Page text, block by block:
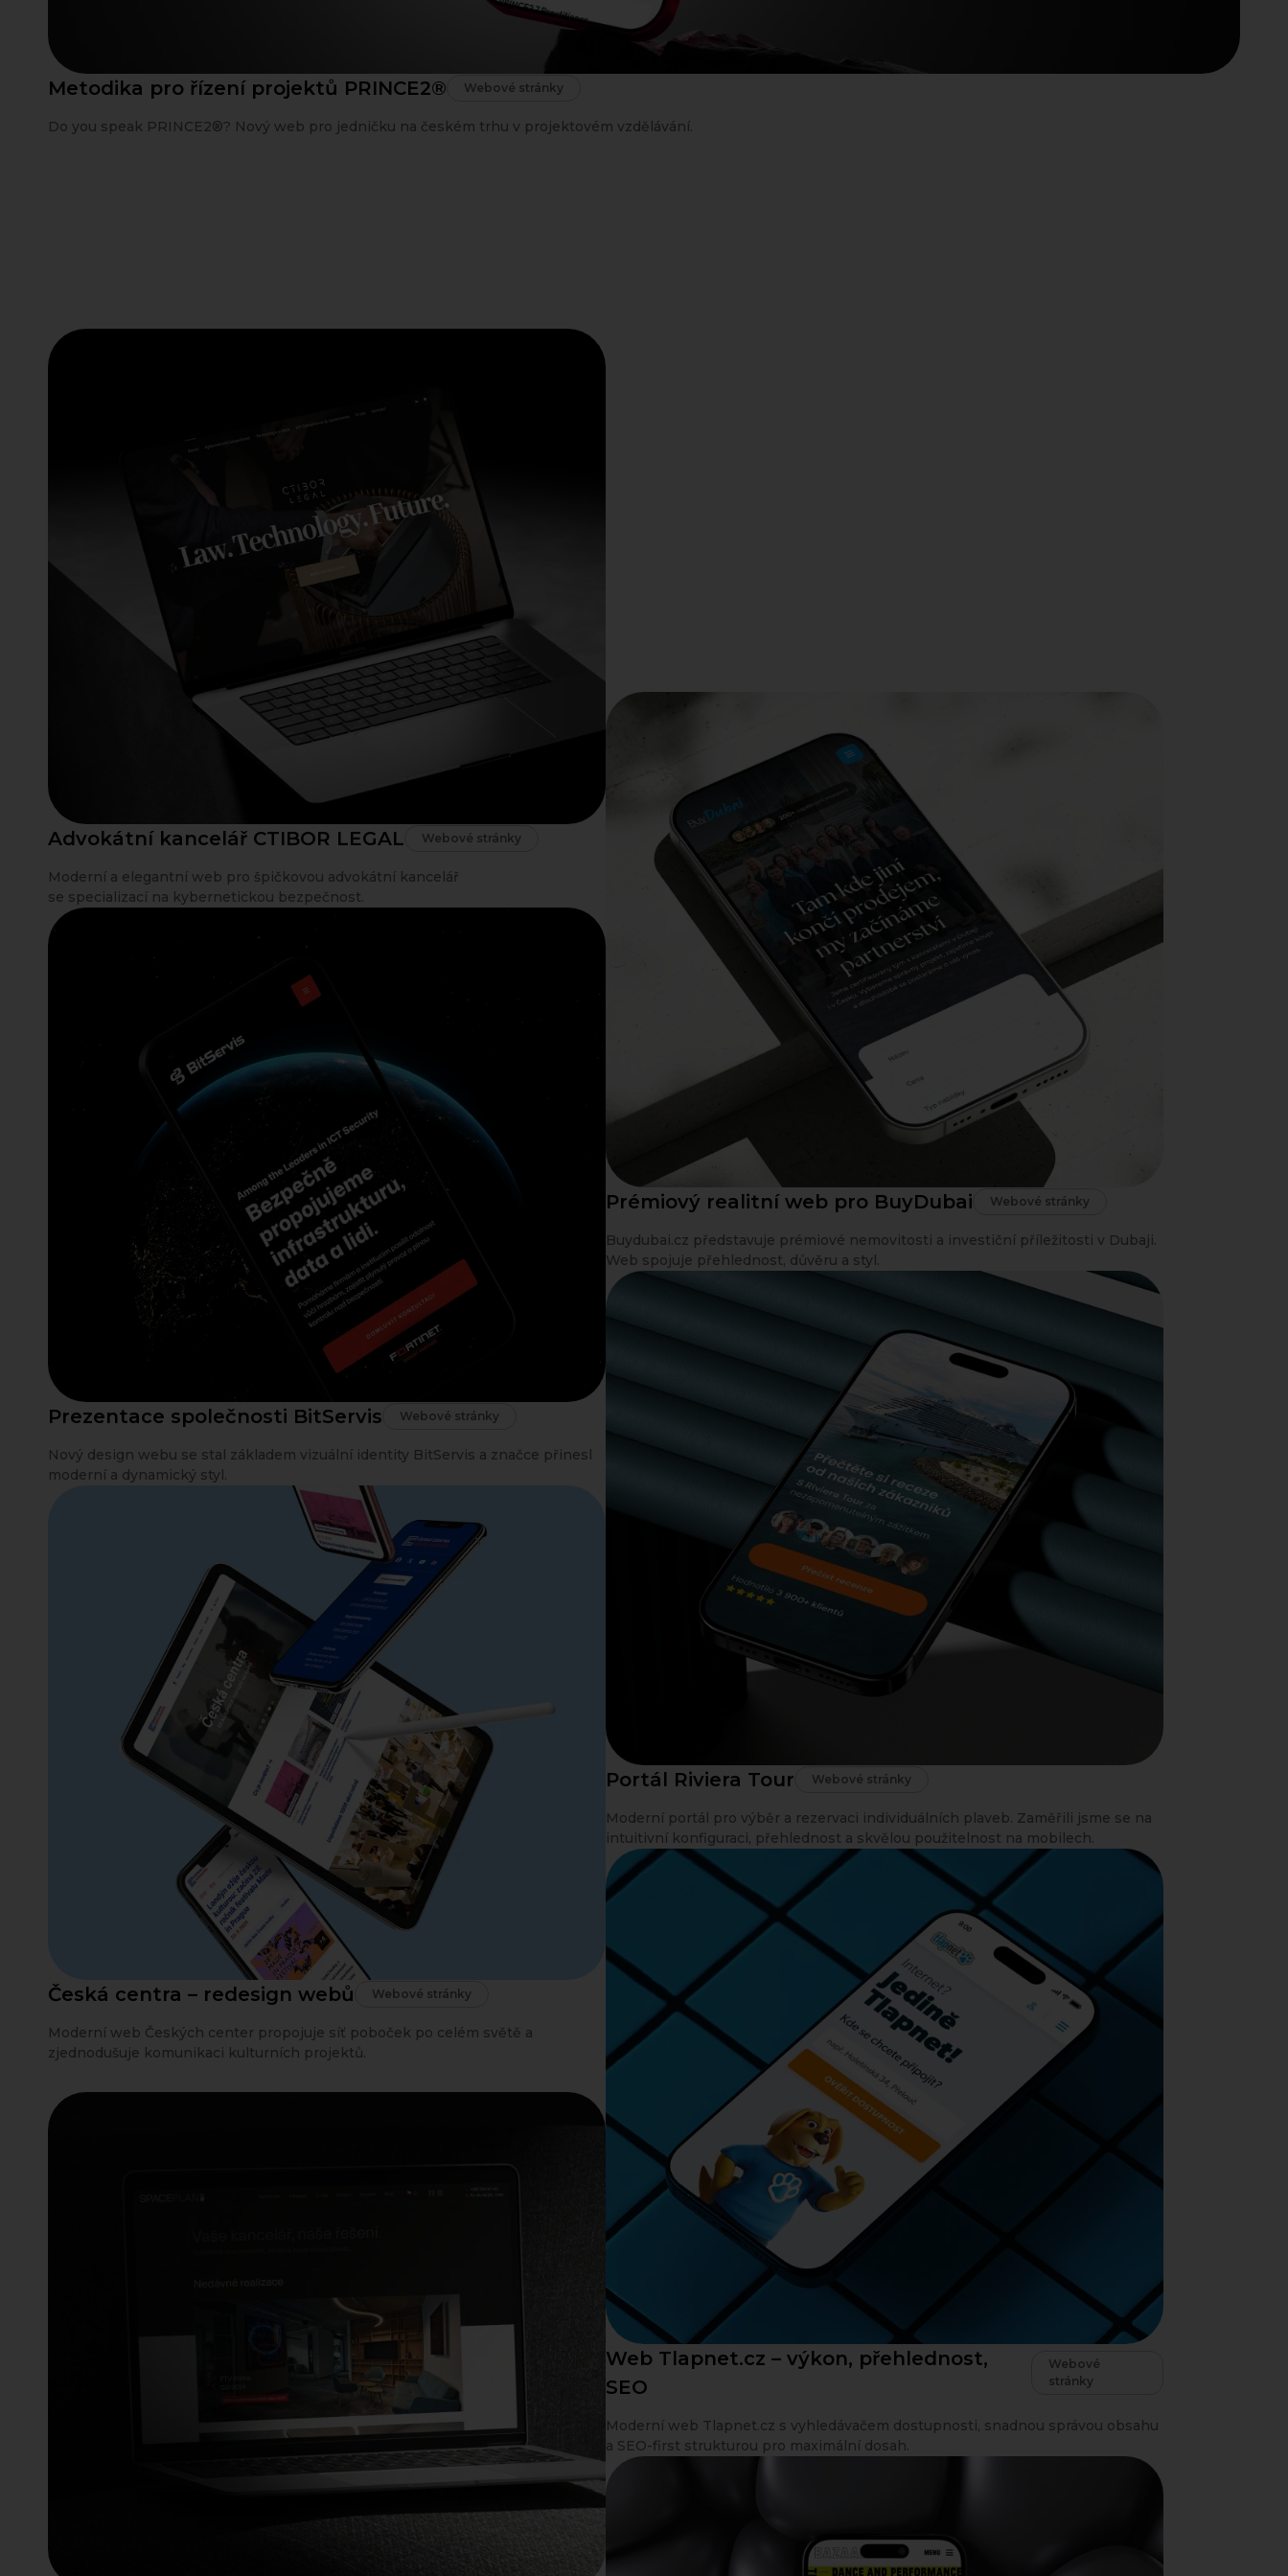
Metodika pro řízení projektů PRINCE2® Webové stránky
Do you speak PRINCE2®? Nový web pro jedničku na českém trhu v projektovém vzdělávání.
Advokátní kancelář CTIBOR LEGAL Webové stránky
Moderní a elegantní web pro špičkovou advokátní kancelář
se specializací na kybernetickou bezpečnost.
Prémiový realitní web pro BuyDubai Webové stránky
Buydubai.cz představuje prémiové nemovitosti a investiční příležitosti v Dubaji.
Web spojuje přehlednost, důvěru a styl.
Prezentace společnosti BitServis Webové stránky
Nový design webu se stal základem vizuální identity BitServis a značce přinesl
moderní a dynamický styl.
Portál Riviera Tour Webové stránky
Moderní portál pro výběr a rezervaci individuálních plaveb. Zaměřili jsme se na
intuitivní konfiguraci, přehlednost a skvělou použitelnost na mobilech.
Česká centra – redesign webů Webové stránky
Moderní web Českých center propojuje síť poboček po celém světě a
zjednodušuje komunikaci kulturních projektů.
Web Tlapnet.cz – výkon, přehlednost,
SEO
Webové
stránky
Moderní web Tlapnet.cz s vyhledávačem dostupnosti, snadnou správou obsahu
a SEO-first strukturou pro maximální dosah.